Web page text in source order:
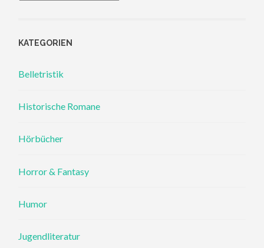
KATEGORIEN
Belletristik
Historische Romane
Hörbücher
Horror & Fantasy
Humor
Jugendliteratur